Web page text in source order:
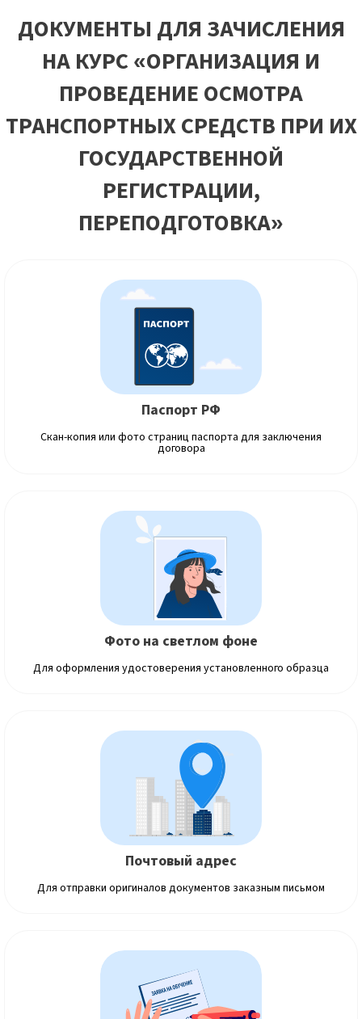
ДОКУМЕНТЫ ДЛЯ ЗАЧИСЛЕНИЯ
НА КУРС «ОРГАНИЗАЦИЯ И
ПРОВЕДЕНИЕ ОСМОТРА
ТРАНСПОРТНЫХ СРЕДСТВ ПРИ ИХ
ГОСУДАРСТВЕННОЙ
РЕГИСТРАЦИИ,
ПЕРЕПОДГОТОВКА»
Паспорт РФ
Скан-копия или фото страниц паспорта для заключения
договора
Фото на светлом фоне
Для оформления удостоверения установленного образца
Почтовый адрес
Для отправки оригиналов документов заказным письмом